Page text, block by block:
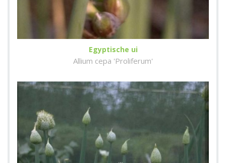
Egyptische ui
Allium cepa 'Proliferum'